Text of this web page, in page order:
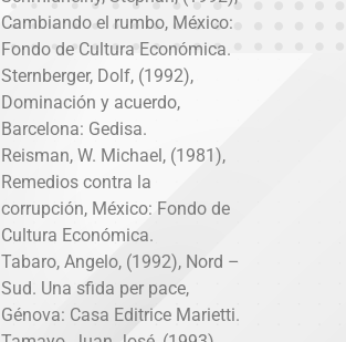
Cambiando el rumbo, México:
Fondo de Cultura Económica.
Sternberger, Dolf, (1992),
Dominación y acuerdo,
Barcelona: Gedisa.
Reisman, W. Michael, (1981),
Remedios contra la
corrupción, México: Fondo de
Cultura Económica.
Tabaro, Angelo, (1992), Nord –
Sud. Una sfida per pace,
Génova: Casa Editrice Marietti.